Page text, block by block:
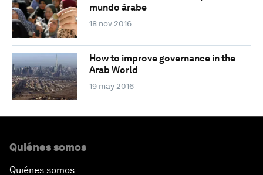
mundo árabe
18 nov 2016
How to improve governance in the
Arab World
19 may 2016
Quiénes somos
Quiénes somos